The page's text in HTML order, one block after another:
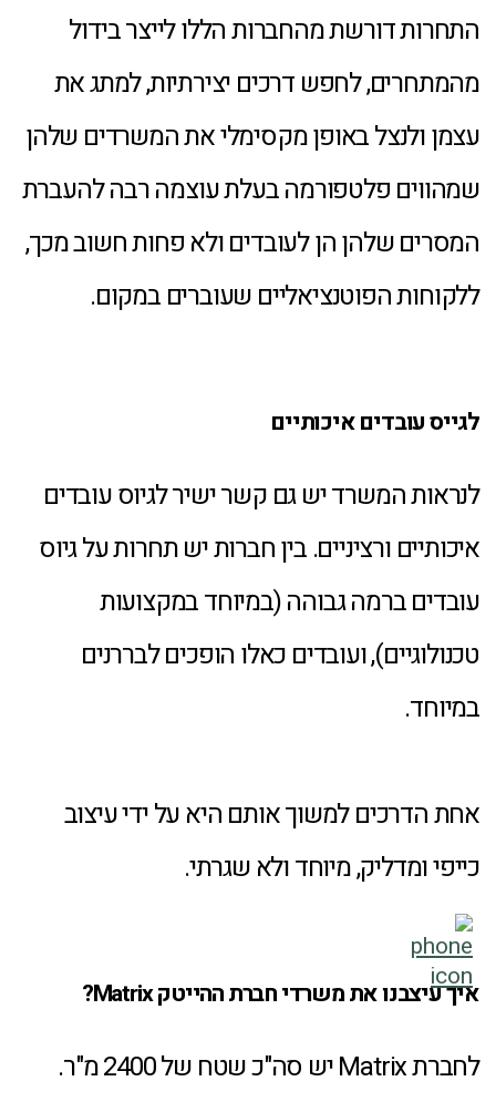
התחרות דורשת מהחברות הללו לייצר בידול
מהמתחרים, לחפש דרכים יצירתיות, למתג את
עצמן ולנצל באופן מקסימלי את המשרדים שלהן
שמהווים פלטפורמה בעלת עוצמה רבה להעברת
המסרים שלהן הן לעובדים ולא פחות חשוב מכך,
ללקוחות הפוטנציאליים שעוברים במקום.
לגייס עובדים איכותיים
לנראות המשרד יש גם קשר ישיר לגיוס עובדים
איכותיים ורציניים. בין חברות יש תחרות על גיוס
עובדים ברמה גבוהה (במיוחד במקצועות
טכנולוגיים), ועובדים כאלו הופכים לבררנים
במיוחד.
אחת הדרכים למשוך אותם היא על ידי עיצוב
כייפי ומדליק, מיוחד ולא שגרתי.
איך עיצבנו את משרדי חברת ההייטק Matrix?
לחברת Matrix יש סה"כ שטח של 2400 מ"ר.